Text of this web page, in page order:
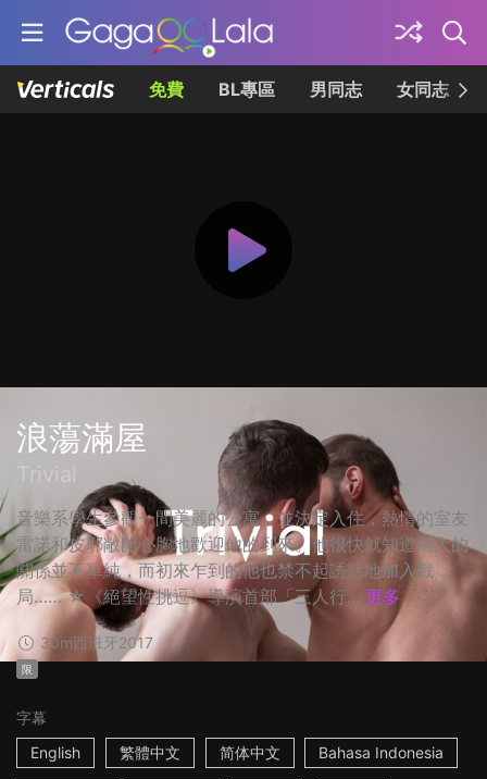
免費 BL專區 男同志 女同志
浪蕩滿屋
Trivial
音樂系學生參觀一間美麗的公寓，並決定入住，熱情的室友
雷諾和皮耶敞開心胸地歡迎他的到來。他很快就知道兩人的
關係並不單純，而初來乍到的他也禁不起誘惑地加入戰
局…… ☆《絕望性挑逗》導演首部「三人行... 更多
30m西班牙2017
限
字幕
English
繁體中文 简体中文 Bahasa Indonesia